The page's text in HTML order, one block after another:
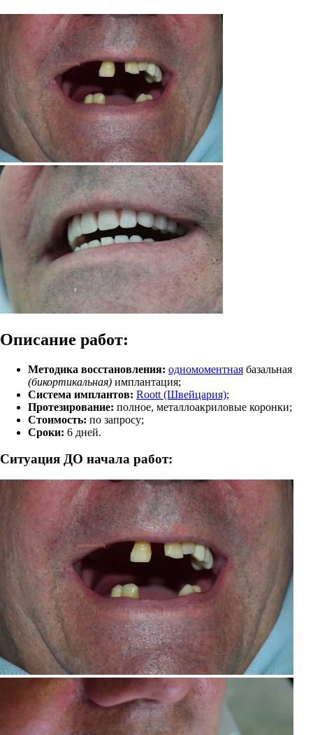
Описание работ:
Методика восстановления: одномоментная базальная
(бикортикальная) имплантация;
Система имплантов: Roott (Швейцария);
Протезирование: полное, металлоакриловые коронки;
Стоимость: по запросу;
Сроки: 6 дней.
Ситуация ДО начала работ: